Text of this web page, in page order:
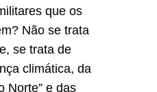
que os
Não se trata
se trata de
climática, da
Norte” e das